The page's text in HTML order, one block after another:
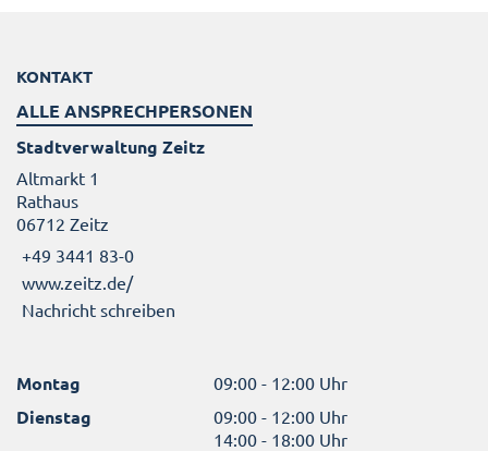
KONTAKT
ALLE ANSPRECHPERSONEN
Stadtverwaltung Zeitz
Altmarkt 1
Rathaus
06712 Zeitz
+49 3441 83-0
www.zeitz.de/
Nachricht schreiben
Montag 09:00 - 12:00 Uhr
Dienstag
09:00 - 12:00 Uhr
14:00 - 18:00 Uhr